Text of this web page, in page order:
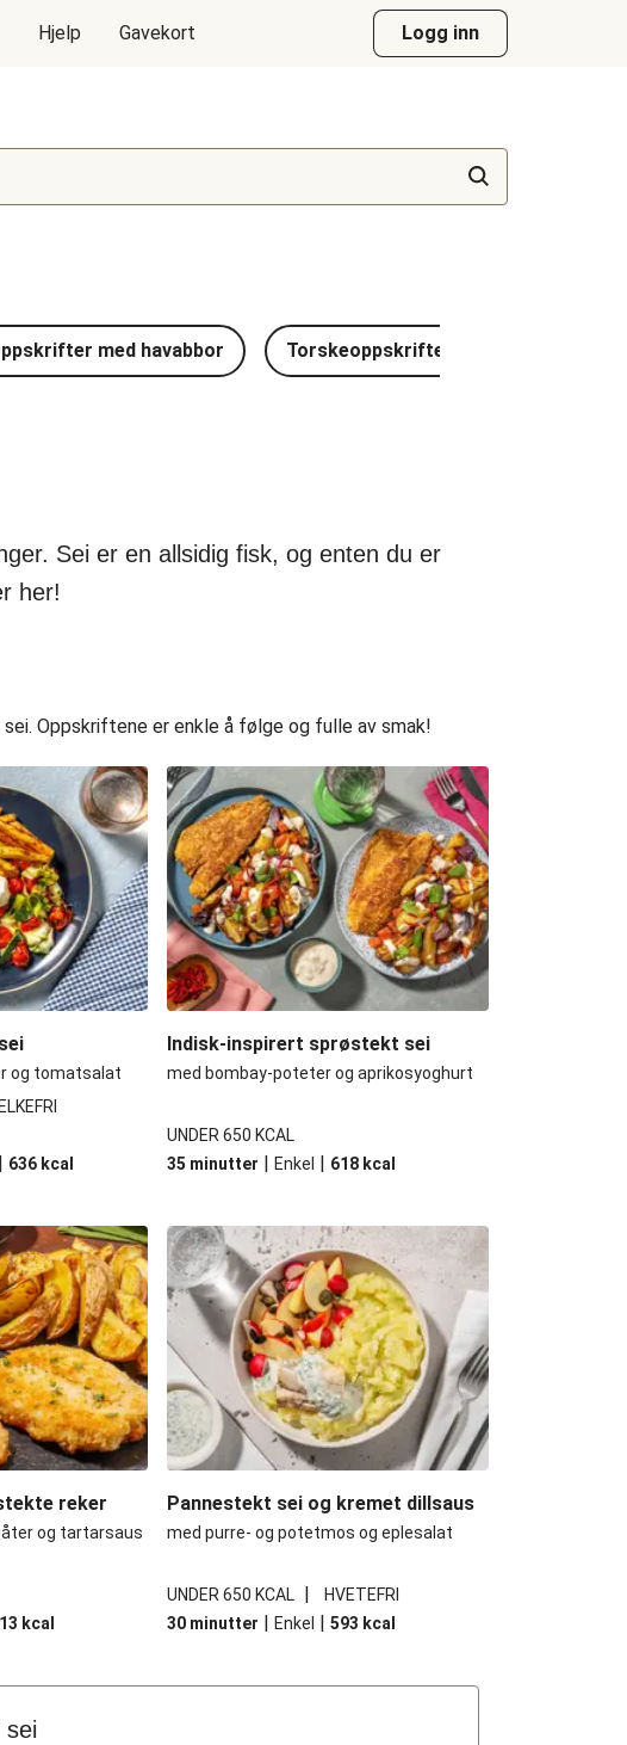
Hjelp Gavekort Logg inn
med havabbor Torskeoppskrifter
Sei er en allsidig fisk, og enten du er
her!
Oppskriftene er enkle å følge og fulle av smak!
og tomatsalat
| 636 kcal
Indisk-inspirert sprøstekt sei
med bombay-poteter og aprikosyoghurt
UNDER 650 KCAL
35 minutter | Enkel | 618 kcal
reker
og tartarsaus
kcal
Pannestekt sei og kremet dillsaus
med purre- og potetmos og eplesalat
UNDER 650 KCAL |
HVETEFRI
30 minutter | Enkel | 593 kcal
sei